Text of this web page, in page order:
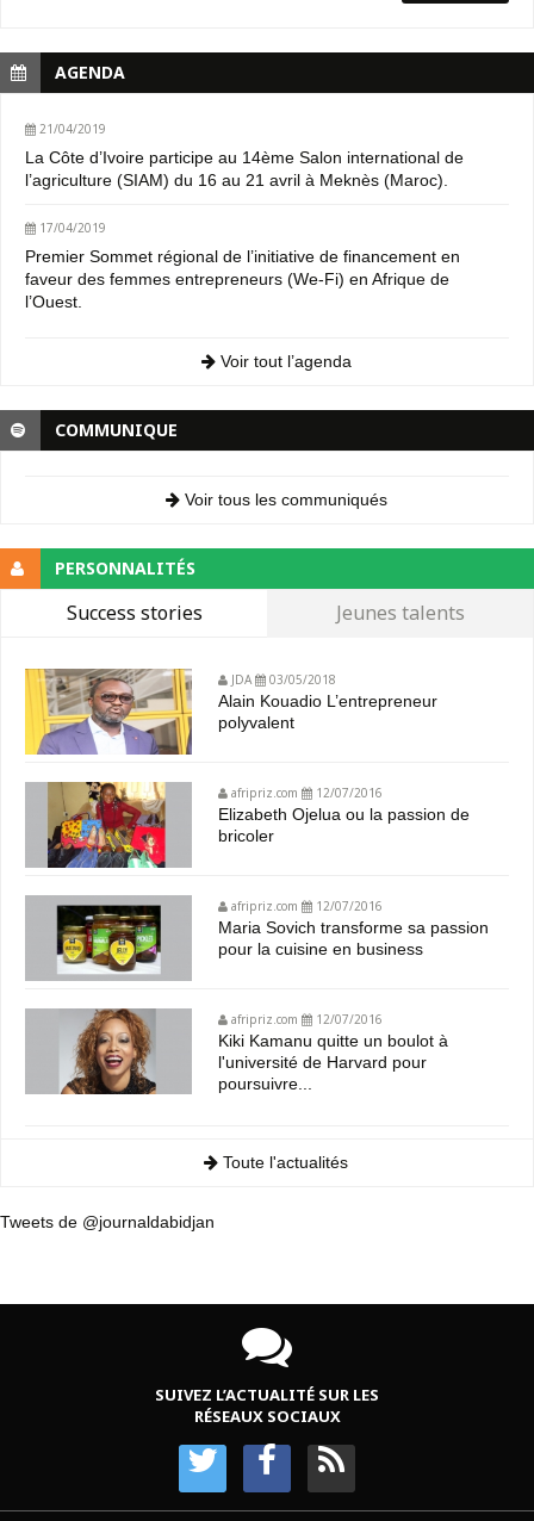
AGENDA
21/04/2019
La Côte d’Ivoire participe au 14ème Salon international de
l’agriculture (SIAM) du 16 au 21 avril à Meknès (Maroc).
17/04/2019
Premier Sommet régional de l’initiative de financement en
faveur des femmes entrepreneurs (We-Fi) en Afrique de
l’Ouest.
Voir tout l’agenda
COMMUNIQUE
Voir tous les communiqués
PERSONNALITÉS
Success stories Jeunes talents
JDA 03/05/2018
Alain Kouadio L’entrepreneur
polyvalent
afripriz.com 12/07/2016
Elizabeth Ojelua ou la passion de
bricoler
afripriz.com 12/07/2016
Maria Sovich transforme sa passion
pour la cuisine en business
afripriz.com 12/07/2016
Kiki Kamanu quitte un boulot à
l'université de Harvard pour
poursuivre...
Toute l'actualités
Tweets de @journaldabidjan
SUIVEZ L’ACTUALITÉ SUR LES
RÉSEAUX SOCIAUX